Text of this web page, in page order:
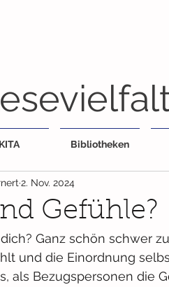
KITA Bibliotheken
Gefühle?
2. Nov. 2024
Ganz schön schwer
und die Einordnung
als Bezugspersonen die